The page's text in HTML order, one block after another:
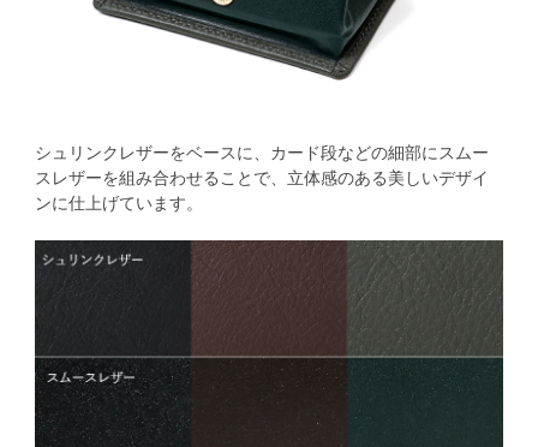
シュリンクレザーをベースに、カード段などの細部にスムー
スレザーを組み合わせることで、立体感のある美しいデザイ
ンに仕上げています。